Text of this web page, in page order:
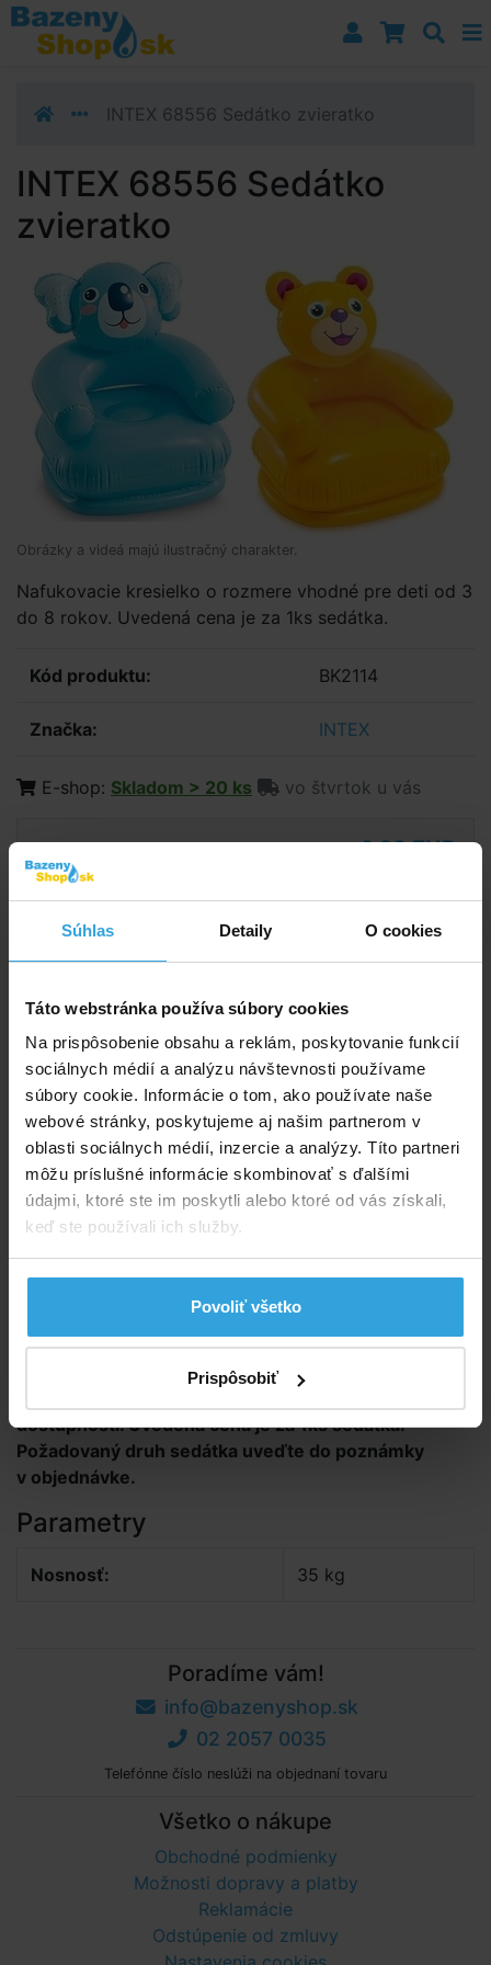
Súhlas Detaily O cookies
Táto webstránka používa súbory cookies
Na prispôsobenie obsahu a reklám, poskytovanie funkcií
sociálnych médií a analýzu návštevnosti používame
súbory cookie. Informácie o tom, ako používate naše
webové stránky, poskytujeme aj našim partnerom v
oblasti sociálnych médií, inzercie a analýzy. Títo partneri
môžu príslušné informácie skombinovať s ďalšími
údajmi, ktoré ste im poskytli alebo ktoré od vás získali,
keď ste používali ich služby.
Povoliť všetko
Prispôsobiť
Prejsť k navigácii
Prejsť na obsah
Prejsť k bočnému stĺpci
INTEX 68556 Sedátko zvieratko
INTEX 68556 Sedátko
zvieratko
Obrázky a videá majú ilustračný charakter.
Nafukovacie kresielko o rozmere vhodné pre deti od 3
do 8 rokov. Uvedená cena je za 1ks sedátka.
Kód produktu: BK2114
Značka: INTEX
E-shop: Skladom > 20 ks vo štvrtok u vás
6,63 EUR
Podrobný popis
Podrobný popis
Detské nafukovacie kresielko s hlavou zvieratka.
Skvele sa hodí do všetkých detských izieb. Pohodlne
sa usaď a prečítaj si peknú knižku, alebo sa pozri na
rozprávku v televízii. Výber z dvoch variant: Medvedík
alebo koala.
Rozmer sedadla koala približne 66 × 64 × 71cm.
Maximálne zaťaženie 35kg.
dostupnosti. Uvedená cena je za 1ks sedátka.
Požadovaný druh sedátka uveďte do poznámky
v objednávke.
Parametry
Nosnosť: 35 kg
Poradíme vám!
info@bazenyshop.sk
02 2057 0035
Telefónne číslo neslúži na objednaní tovaru
Všetko o nákupe
Obchodné podmienky
Možnosti dopravy a platby
Reklamácie
Odstúpenie od zmluvy